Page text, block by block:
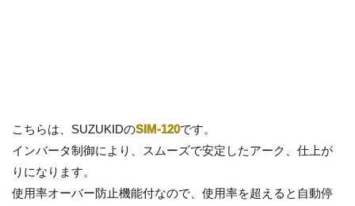
こちらは、SUZUKIDのSIM-120です。
インバータ制御により、スムーズで安定したアーク、仕上が
りになります。
使用率オーバー防止機能付なので、使用率を超えると自動停